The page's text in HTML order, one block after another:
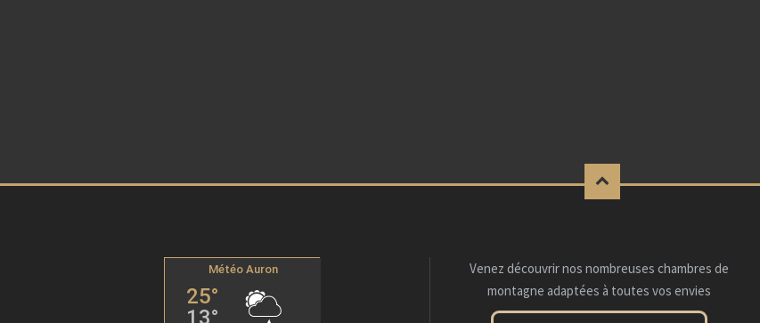
Venez découvrir nos nombreuses chambres de
montagne adaptées à toutes vos envies